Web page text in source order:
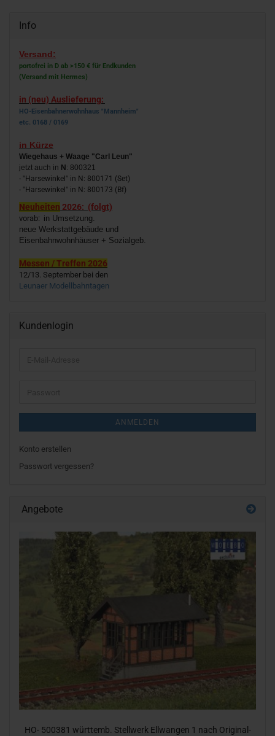
Info
Versand:
portofrei in D ab >150 € für Endkunden
(Versand mit Hermes)
in (neu) Auslieferung:
HO-Eisenbahnerwohnhaus "Mannheim"
etc. 0168 / 0169
in Kürze
Wiegehaus + Waage "Carl Leun"
jetzt auch in N : 800321
- "Harsewinkel" in N: 800171 (Set)
- "Harsewinkel" in N: 800173 (Bf)
Neuheiten 2026: (folgt)
vorab: in Umsetzung.
neue Werkstattgebäude und
Eisenbahnwohnhäuser + Sozialgeb.
Messen / Treffen 2026
12/13. September bei den
Leunaer Modellbahntagen
Kundenlogin
ANMELDEN
Konto erstellen
Passwort vergessen?
Angebote
HO- 500381 würt­temb. Stell­werk Ell­wan­gen 1 nach Ori­gi­nal­